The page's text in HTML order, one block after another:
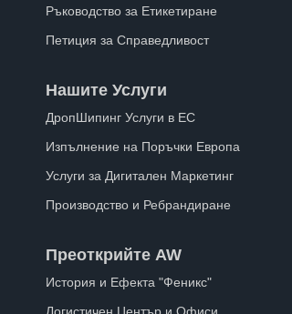
Ръководство за Етикетиране
Петиция за Справедливост
Нашите Услуги
ДропШипинг Услуги в ЕС
Изпълнение на Поръчки Европа
Услуги за Дигитален Маркетинг
Производство и Ребрандиране
Преоткрийте AW
История и Ефекта "Феникс"